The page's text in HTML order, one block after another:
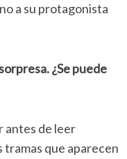
a su protagonista
¿Se puede
antes de leer
tramas que aparecen